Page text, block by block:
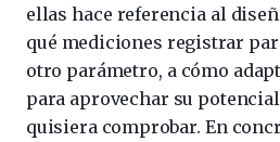
ellas hace referencia al
qué mediciones registrar
otro parámetro, a cómo
para aprovechar su
quisiera comprobar. En